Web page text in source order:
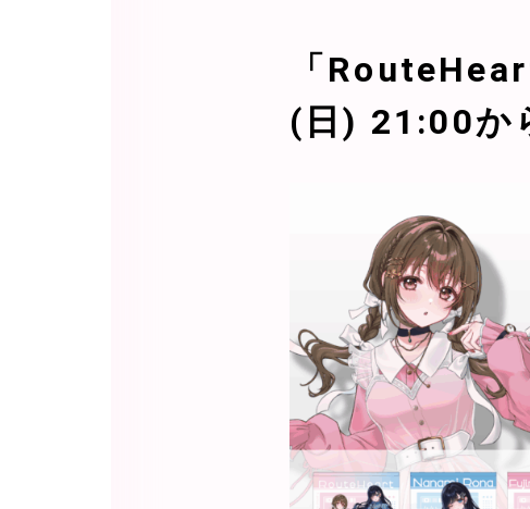
「
(日) 21:00か